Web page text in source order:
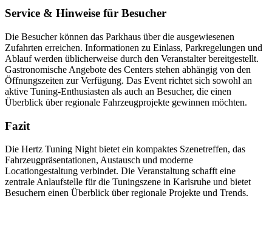
Service & Hinweise für Besucher
Die Besucher können das Parkhaus über die ausgewiesenen
Zufahrten erreichen. Informationen zu Einlass, Parkregelungen und
Ablauf werden üblicherweise durch den Veranstalter bereitgestellt.
Gastronomische Angebote des Centers stehen abhängig von den
Öffnungszeiten zur Verfügung. Das Event richtet sich sowohl an
aktive Tuning-Enthusiasten als auch an Besucher, die einen
Überblick über regionale Fahrzeugprojekte gewinnen möchten.
Fazit
Die Hertz Tuning Night bietet ein kompaktes Szenetreffen, das
Fahrzeugpräsentationen, Austausch und moderne
Locationgestaltung verbindet. Die Veranstaltung schafft eine
zentrale Anlaufstelle für die Tuningszene in Karlsruhe und bietet
Besuchern einen Überblick über regionale Projekte und Trends.